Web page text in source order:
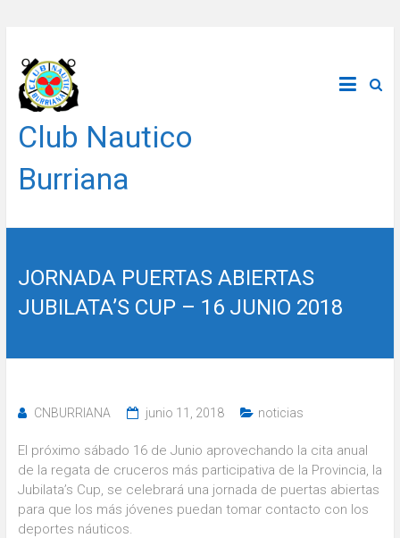
contenido
Club Nautico
Burriana
JORNADA PUERTAS ABIERTAS
JUBILATA’S CUP – 16 JUNIO 2018
CNBURRIANA junio 11, 2018 noticias
El próximo sábado 16 de Junio aprovechando la cita anual
de la regata de cruceros más participativa de la Provincia, la
Jubilata’s Cup, se celebrará una jornada de puertas abiertas
para que los más jóvenes puedan tomar contacto con los
deportes náuticos.